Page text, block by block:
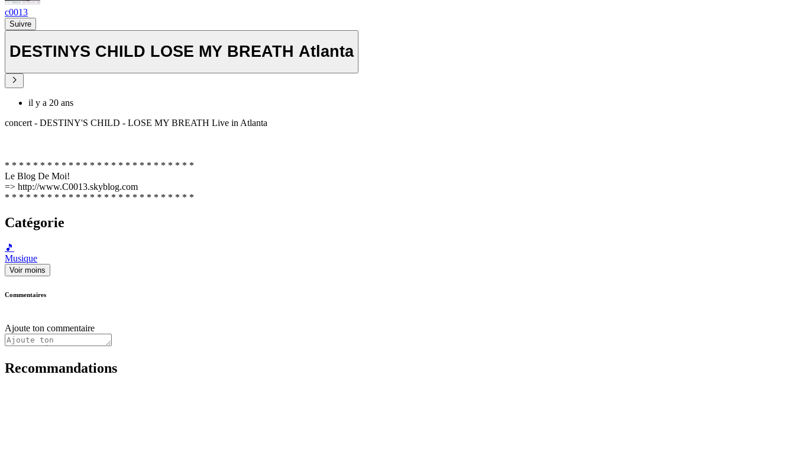
c0013
Suivre
DESTINYS CHILD LOSE MY BREATH Atlanta
il y a 20 ans
concert - DESTINY'S CHILD - LOSE MY BREATH Live in Atlanta
* * * * * * * * * * * * * * * * * * * * * * * * * * *
Le Blog De Moi!
=> http://www.C0013.skyblog.com
* * * * * * * * * * * * * * * * * * * * * * * * * * *
Catégorie
🎵
Musique
Voir moins
Commentaires
Ajoute ton commentaire
Recommandations